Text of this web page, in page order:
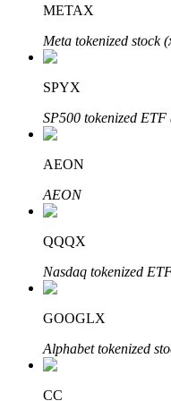
Blocages BTR
Des investissements
Prêts
METAX
Meta tokenized stock
SPYX
SP500 tokenized ETF
AEON
AEON
QQQX
Nasdaq tokenized
GOOGLX
Alphabet tokenized
CC